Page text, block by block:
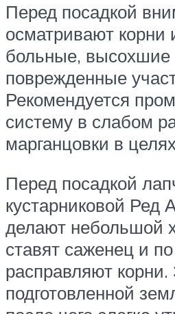
Перед посадкой
осматривают корни
больные, высохшие
поврежденные
Рекомендуется
систему в слабом
марганцовки в
Перед посадкой
кустарниковой Ред
делают небольшой
ставят саженец и
расправляют
подготовленной